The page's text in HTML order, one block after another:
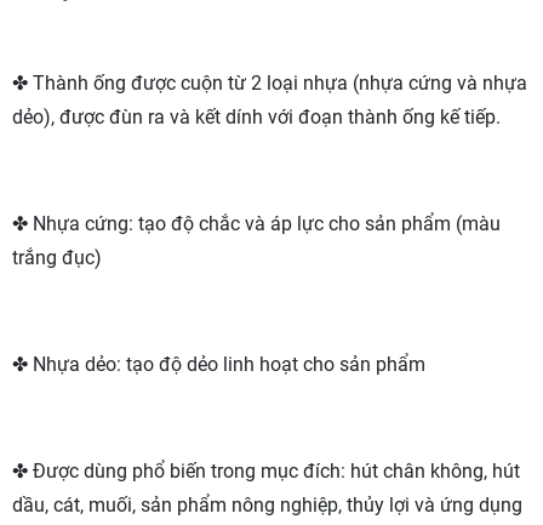
✤ Thành ống được cuộn từ 2 loại nhựa (nhựa cứng và nhựa
dẻo), được đùn ra và kết dính với đoạn thành ống kế tiếp.
✤ Nhựa cứng: tạo độ chắc và áp lực cho sản phẩm (màu
trắng đục)
✤ Nhựa dẻo: tạo độ dẻo linh hoạt cho sản phẩm
✤ Được dùng phổ biến trong mục đích: hút chân không, hút
dầu, cát, muối, sản phẩm nông nghiệp, thủy lợi và ứng dụng